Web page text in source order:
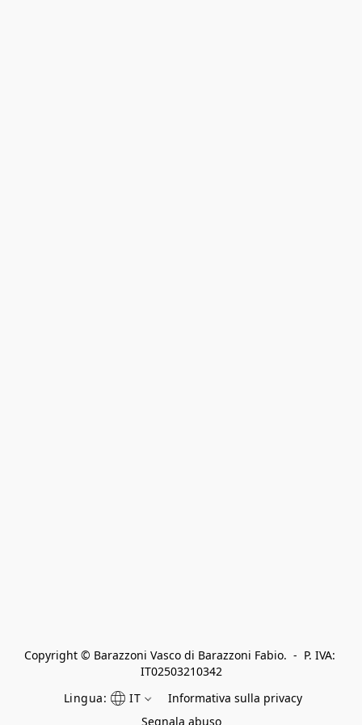
Copyright © Barazzoni Vasco di Barazzoni Fabio.  -  P. IVA:
IT02503210342
Lingua:
IT
Informativa sulla privacy
Segnala abuso